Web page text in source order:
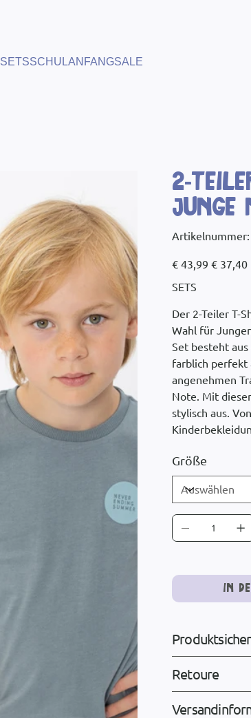
SETSSCHULANFANGSALE
2-
Junge
Artikelnummer:
Preis
€ 43,99 € 37,40
SETS
Der 2-Teiler T-
Wahl für
Set besteht
farblich perfekt
angenehmen
Note. Mit
stylisch aus.
Größe
In
Retoure